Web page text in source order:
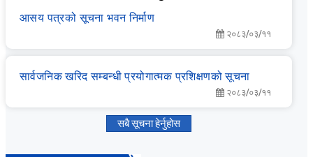
आसय पत्रको सूचना भवन निर्माण
२०८३/०३/११
सार्वजनिक खरिद सम्‍बन्‍धी प्रयोगात्‍मक प्रशिक्षणको सूचना
२०८३/०३/११
सबै सूचना हेर्नुहोस